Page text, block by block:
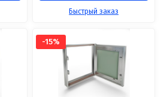
Быстрый заказ
-15%